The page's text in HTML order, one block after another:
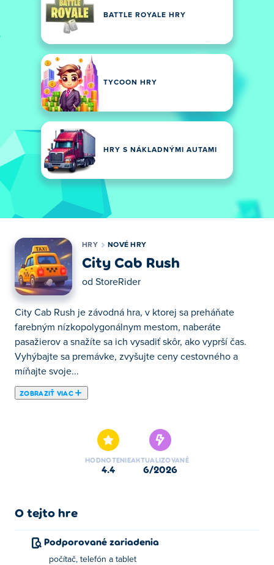
BATTLE ROYALE HRY
TYCOON HRY
HRY S NÁKLADNÝMI AUTAMI
HRY NOVÉ HRY
City Cab Rush
od StoreRider
City Cab Rush je závodná hra, v ktorej sa preháňate
farebným nízkopolygonálnym mestom, naberáte
pasažierov a snažíte sa ich vysadiť skôr, ako vyprší čas.
Vyhýbajte sa premávke, zvyšujte ceny cestovného a
míňajte svoje...
ZOBRAZIŤ VIAC
pasažierov a snažíte sa ich vysadiť skôr, ako vyprší čas.
Vyhýbajte sa premávke, zvyšujte ceny cestovného a
míňajte svoje zárobky na vylepšovanie kapacity vášho
Koľko pasažierov stihnete naložiť do konca dňa?
Ako hrať City Cab Rush?
Zrýchlenie: W alebo šípka nahor
HODNOTENIE
4.4
AKTUALIZOVANÉ
6/2026
O tejto hre
Podporované zariadenia
počítač, telefón a tablet